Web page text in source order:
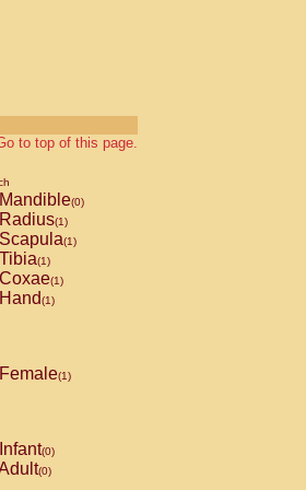
to top of this page.
Mandible(0)
Radius(1)
Scapula(1)
Tibia(1)
Coxae(1)
Hand(1)
Female(1)
Infant(0)
(0)